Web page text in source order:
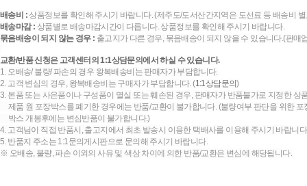
배송비 :상품정보를 확인해 주시기 바랍니다. (제주도/도서산간지역은 도선료 등 배송비
배송마감 : 상품별로 배송마감시간이 다릅니다. 상품정보를 확인해 주시기 바랍니다.
묶음배송이 되지 않는 경우 : 출고지가 다른 경우, 묶음배송이 되지 않을 수 있습니다.(판
교환/반품 신청은 고객센터의 1:1상담문의에서 하실 수 있습니다.
1. 오배송/ 불량/ 파손의 경우 왕복배송비는 판매자가 부담합니다.
2. 고객 변심의 경우, 왕복배송비는 구매자가 부담합니다. (1:1상담문의)
3. 본품 또는 사은품이나 구성품이 멸실 또는 훼손된 경우, 판매자가 반품불가로 지정한 상
제품 원 포장박스를 폐기한 경우에는 반품/교환이 불가합니다. (불량여부 판단을 위한
박스 개봉후에는 변심반품이 불가합니다.)
4. 고객님이 직접 반품시, 출고지에서 최초 발송시 이용한 택배사를 이용해 주시기 바랍니
5. 반품지 주소는 1:1문의게시판으로 문의해 주시기 바랍니다.
※ 오배송, 불량, 파손 이외의 사유 및 색상 차이에 의한 반품/교환은 변심에 해당됩니다.